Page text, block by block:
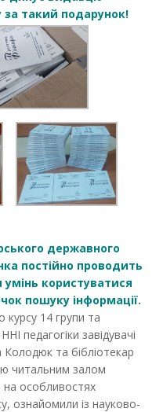
такий подарунок!
державного
постійно проводить
користуватися
пошуку інформації.
курсу 14 групи та
педагогіки завідувачі
Колодюк та бібліотекар
читальним залом
на особливостях
ознайомили із науково-